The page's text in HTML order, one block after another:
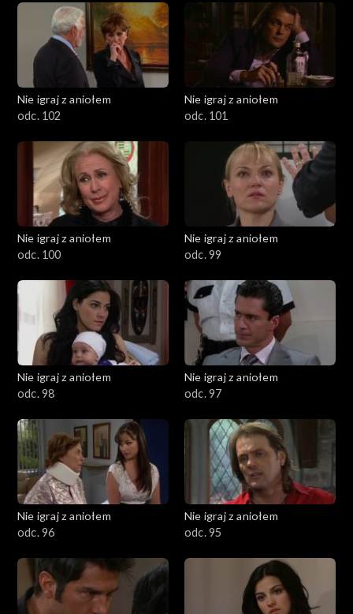
Nie igraj z aniołem
odc. 102
Nie igraj z aniołem
odc. 101
Nie igraj z aniołem
odc. 100
Nie igraj z aniołem
odc. 99
Nie igraj z aniołem
odc. 98
Nie igraj z aniołem
odc. 97
Nie igraj z aniołem
odc. 96
Nie igraj z aniołem
odc. 95